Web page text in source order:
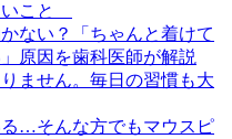
いこと
ない？「ちゃんと着けて
原因を歯科医師が解説
ません。毎日の習慣も大
…そんな方でもマウスピ